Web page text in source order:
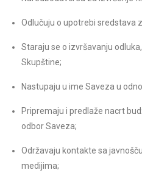
Odlučuju o upotrebi sredstava
Staraju se o izvršavanju
Skupštine;
Nastupaju u ime Saveza u
Pripremaju i predlaže nacrt
odbor Saveza;
Održavaju kontakte sa
medijima;